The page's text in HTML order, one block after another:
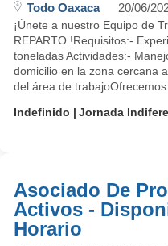
Todo Oaxaca 20/06/
¡Únete a nuestro Equipo de
REPARTO !Requisitos:-
toneladas Actividades:-
domicilio en la zona cercana
del área de
Indefinido
Jornada
Asociado De
Activos -
Horario